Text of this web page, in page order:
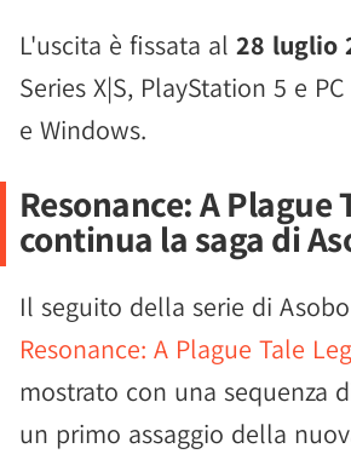
L'uscita è fissata al 28 luglio
Series X|S, PlayStation 5 e
e Windows.
Resonance: A Plague
continua la saga di
Il seguito della serie di
Resonance: A Plague Tale
mostrato con una sequenza
un primo assaggio della